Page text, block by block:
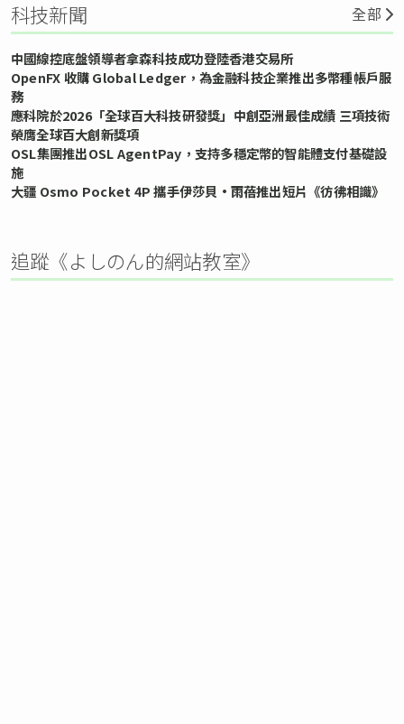
科技新聞 全部
中國線控底盤領導者拿森科技成功登陸香港交易所
OpenFX 收購 Global Ledger，為金融科技企業推出多幣種帳戶服
務
應科院於2026「全球百大科技研發獎」中創亞洲最佳成績 三項技術
榮膺全球百大創新獎項
OSL集團推出OSL AgentPay，支持多穩定幣的智能體支付基礎設
施
大疆 Osmo Pocket 4P 攜手伊莎貝•雨蓓推出短片《彷彿相識》
追蹤《よしのん的網站教室》